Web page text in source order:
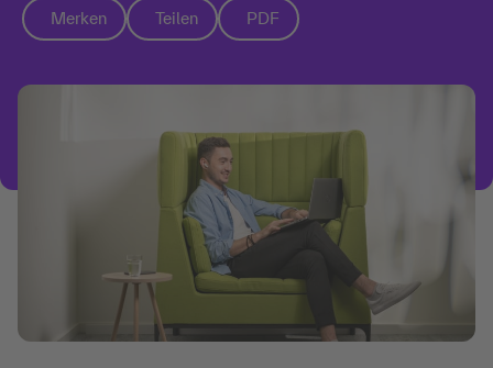
Merken Teilen PDF